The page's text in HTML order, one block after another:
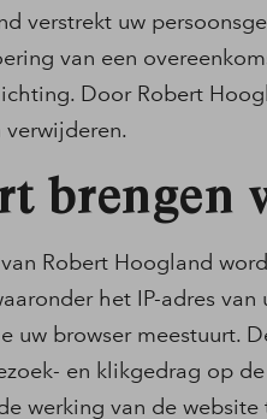
verstrekt uw
van een
Door Robert
brengen
Robert Hoogland
het IP-adres
uw browser meestuurt.
en klikgedrag op
werking van de